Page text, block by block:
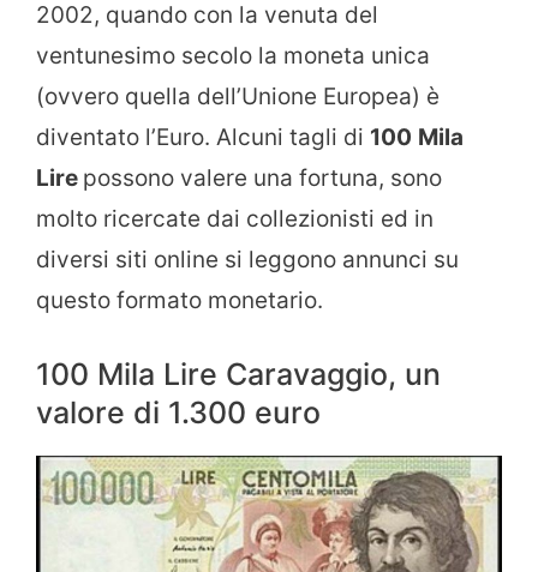
2002, quando con la venuta del
ventunesimo secolo la moneta unica
(ovvero quella dell’Unione Europea) è
diventato l’Euro. Alcuni tagli di 100 Mila
Lire possono valere una fortuna, sono
molto ricercate dai collezionisti ed in
diversi siti online si leggono annunci su
questo formato monetario.
100 Mila Lire Caravaggio, un
valore di 1.300 euro